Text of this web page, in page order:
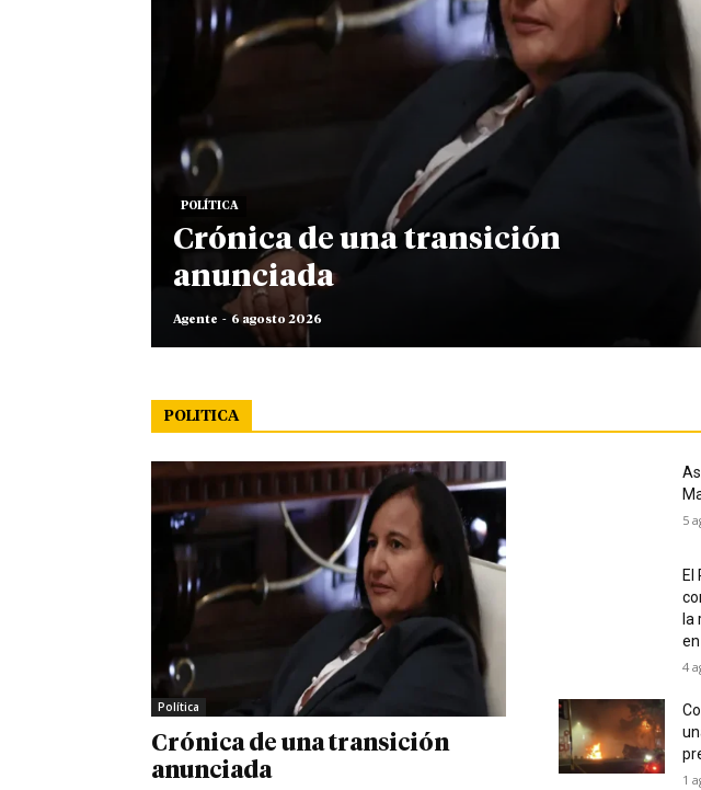
POLÍTICA
Crónica de una transición
anunciada
Agente - 6 agosto 2026
POLITICA
Política
Crónica de una transición
anunciada
5
El
la
4
1